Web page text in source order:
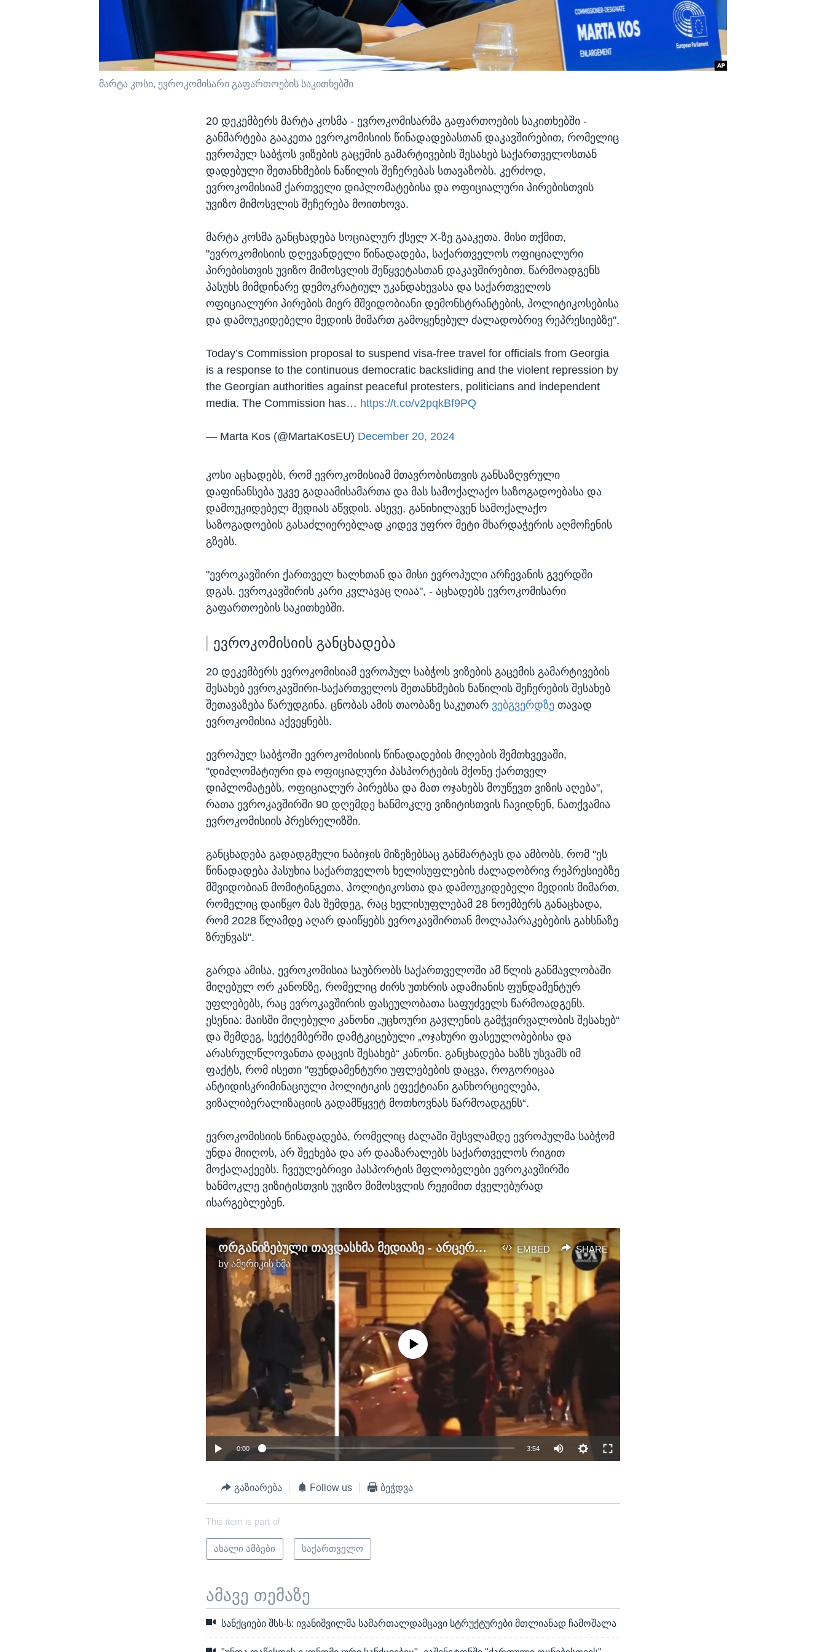
მარტა კოსი, ევროკომისარი გაფართოების საკითხებში
20 დეკემბერს მარტა კოსმა - ევროკომისარმა გაფართოების საკითხებში -
განმარტება გააკეთა ევროკომისიის წინადადებასთან დაკავშირებით, რომელიც
ევროპულ საბჭოს ვიზების გაცემის გამარტივების შესახებ საქართველოსთან
დადებული შეთანხმების ნაწილის შეჩერებას სთავაზობს. კერძოდ,
ევროკომისიამ ქართველი დიპლომატებისა და ოფიციალური პირებისთვის
უვიზო მიმოსვლის შეჩერება მოითხოვა.
მარტა კოსმა განცხადება სოციალურ ქსელ X-ზე გააკეთა. მისი თქმით,
"ევროკომისიის დღევანდელი წინადადება, საქართველოს ოფიციალური
პირებისთვის უვიზო მიმოსვლის შეწყვეტასთან დაკავშირებით, წარმოადგენს
პასუხს მიმდინარე დემოკრატიულ უკანდახევასა და საქართველოს
ოფიციალური პირების მიერ მშვიდობიანი დემონსტრანტების, პოლიტიკოსებისა
და დამოუკიდებელი მედიის მიმართ გამოყენებულ ძალადობრივ რეპრესიებზე".
Today’s Commission proposal to suspend visa-free travel for officials from Georgia
is a response to the continuous democratic backsliding and the violent repression by
the Georgian authorities against peaceful protesters, politicians and independent
media. The Commission has… https://t.co/v2pqkBf9PQ
— Marta Kos (@MartaKosEU) December 20, 2024
კოსი აცხადებს, რომ ევროკომისიამ მთავრობისთვის განსაზღვრული
დაფინანსება უკვე გადაამისამართა და მას სამოქალაქო საზოგადოებასა და
დამოუკიდებელ მედიას აწვდის. ასევე, განიხილავენ სამოქალაქო
საზოგადოების გასაძლიერებლად კიდევ უფრო მეტი მხარდაჭერის აღმოჩენის
გზებს.
"ევროკავშირი ქართველ ხალხთან და მისი ევროპული არჩევანის გვერდში
დგას. ევროკავშირის კარი კვლავაც ღიაა", - აცხადებს ევროკომისარი
გაფართოების საკითხებში.
ევროკომისიის განცხადება
20 დეკემბერს ევროკომისიამ ევროპულ საბჭოს ვიზების გაცემის გამარტივების
შესახებ ევროკავშირი-საქართველოს შეთანხმების ნაწილის შეჩერების შესახებ
შეთავაზება წარუდგინა. ცნობას ამის თაობაზე საკუთარ ვებგვერდზეთავად
ევროკომისია აქვეყნებს.
ევროპულ საბჭოში ევროკომისიის წინადადების მიღების შემთხვევაში,
"დიპლომატიური და ოფიციალური პასპორტების მქონე ქართველ
დიპლომატებს, ოფიციალურ პირებსა და მათ ოჯახებს მოუწევთ ვიზის აღება",
რათა ევროკავშირში 90 დღემდე ხანმოკლე ვიზიტისთვის ჩავიდნენ, ნათქვამია
ევროკომისიის პრესრელიზში.
განცხადება გადადგმული ნაბიჯის მიზეზებსაც განმარტავს და ამბობს, რომ "ეს
წინადადება პასუხია საქართველოს ხელისუფლების ძალადობრივ რეპრესიებზე
მშვიდობიან მომიტინგეთა, პოლიტიკოსთა და დამოუკიდებელი მედიის მიმართ,
რომელიც დაიწყო მას შემდეგ, რაც ხელისუფლებამ 28 ნოემბერს განაცხადა,
რომ 2028 წლამდე აღარ დაიწყებს ევროკავშირთან მოლაპარაკებების გახსნაზე
ზრუნვას".
გარდა ამისა, ევროკომისია საუბრობს საქართველოში ამ წლის განმავლობაში
მიღებულ ორ კანონზე, რომელიც ძირს უთხრის ადამიანის ფუნდამენტურ
უფლებებს, რაც ევროკავშირის ფასეულობათა საფუძველს წარმოადგენს.
ესენია: მაისში მიღებული კანონი „უცხოური გავლენის გამჭვირვალობის შესახებ“
და შემდეგ, სექტემბერში დამტკიცებული „ოჯახური ფასეულობებისა და
არასრულწლოვანთა დაცვის შესახებ“ კანონი. განცხადება ხაზს უსვამს იმ
ფაქტს, რომ ისეთი "ფუნდამენტური უფლებების დაცვა, როგორიცაა
ანტიდისკრიმინაციული პოლიტიკის ეფექტიანი განხორციელება,
ვიზალიბერალიზაციის გადამწყვეტ მოთხოვნას წარმოადგენს“.
ევროკომისიის წინადადება, რომელიც ძალაში შესვლამდე ევროპულმა საბჭომ
უნდა მიიღოს, არ შეეხება და არ დააზარალებს საქართველოს რიგით
მოქალაქეებს. ჩვეულებრივი პასპორტის მფლობელები ევროკავშირში
ხანმოკლე ვიზიტისთვის უვიზო მიმოსვლის რეჟიმით ძველებურად
ისარგებლებენ.
EMBED SHARE
ორგანიზებული თავდასხმა მედიაზე - არცერთი დამნაშავე დაკავებული არ არის
byამერიკის ხმა
No media source currently available
0:00 3:54
გაზიარება Follow us ბეჭდვა
This item is part of
ახალი ამბები საქართველო
ამავე თემაზე
სანქციები შსს-ს: ივანიშვილმა სამართალდამცავი სტრუქტურები მთლიანად ჩამოშალა